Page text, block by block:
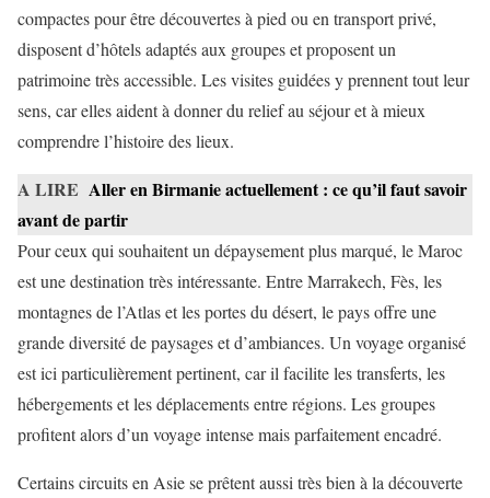
compactes pour être découvertes à pied ou en transport privé,
disposent d’hôtels adaptés aux groupes et proposent un
patrimoine très accessible. Les visites guidées y prennent tout leur
sens, car elles aident à donner du relief au séjour et à mieux
comprendre l’histoire des lieux.
A LIRE Aller en Birmanie actuellement : ce qu’il faut savoir
avant de partir
Pour ceux qui souhaitent un dépaysement plus marqué, le Maroc
est une destination très intéressante. Entre Marrakech, Fès, les
montagnes de l’Atlas et les portes du désert, le pays offre une
grande diversité de paysages et d’ambiances. Un voyage organisé
est ici particulièrement pertinent, car il facilite les transferts, les
hébergements et les déplacements entre régions. Les groupes
profitent alors d’un voyage intense mais parfaitement encadré.
Certains circuits en Asie se prêtent aussi très bien à la découverte